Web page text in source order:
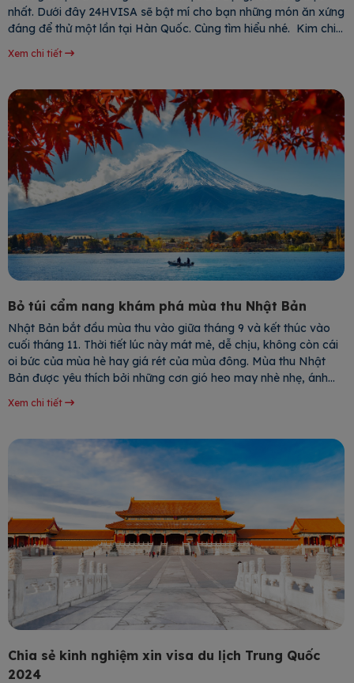
nhất. Dưới đây 24HVISA sẽ bật mí cho bạn những món ăn xứng
đáng để thử một lần tại Hàn Quốc. Cùng tìm hiểu nhé. Kim chi
Mặc dù kim chi đã
Xem chi tiết
Bỏ túi cẩm nang khám phá mùa thu Nhật Bản
Nhật Bản bắt đầu mùa thu vào giữa tháng 9 và kết thúc vào
cuối tháng 11. Thời tiết lúc này mát mẻ, dễ chịu, không còn cái
oi bức của mùa hè hay giá rét của mùa đông. Mùa thu Nhật
Bản được yêu thích bởi những cơn gió heo may nhè nhẹ, ánh
mặt trời chiếu rọi ngọt
Xem chi tiết
Chia sẻ kinh nghiệm xin visa du lịch Trung Quốc
2024